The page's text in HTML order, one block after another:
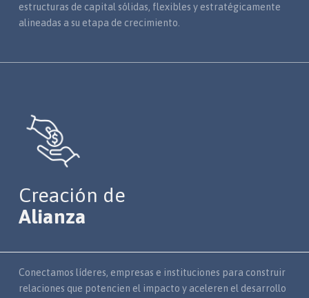
estructuras de capital sólidas, flexibles y estratégicamente
alineadas a su etapa de crecimiento.
Creación de
Alianza
Conectamos líderes, empresas e instituciones para construir
relaciones que potencien el impacto y aceleren el desarrollo